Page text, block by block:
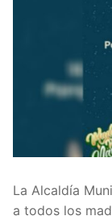
La Alcaldía
a todos los